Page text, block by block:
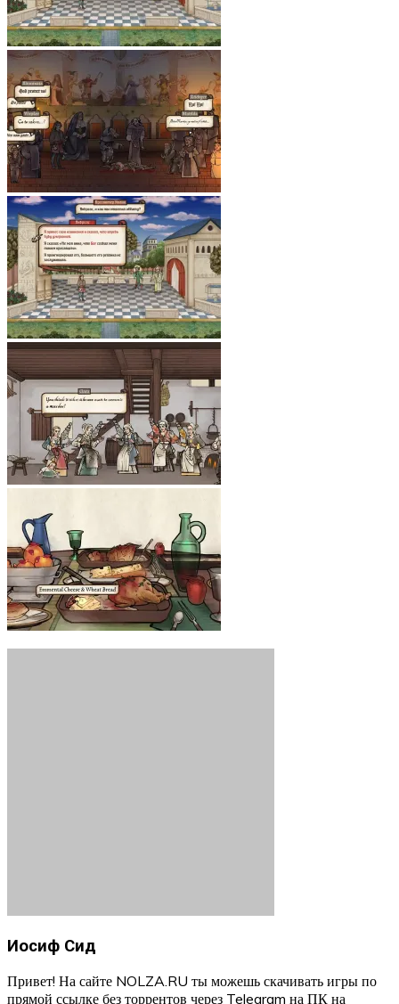
Иосиф Сид
Привет! На сайте NOLZA.RU ты можешь скачивать игры по
прямой ссылке без торрентов через Telegram на ПК на